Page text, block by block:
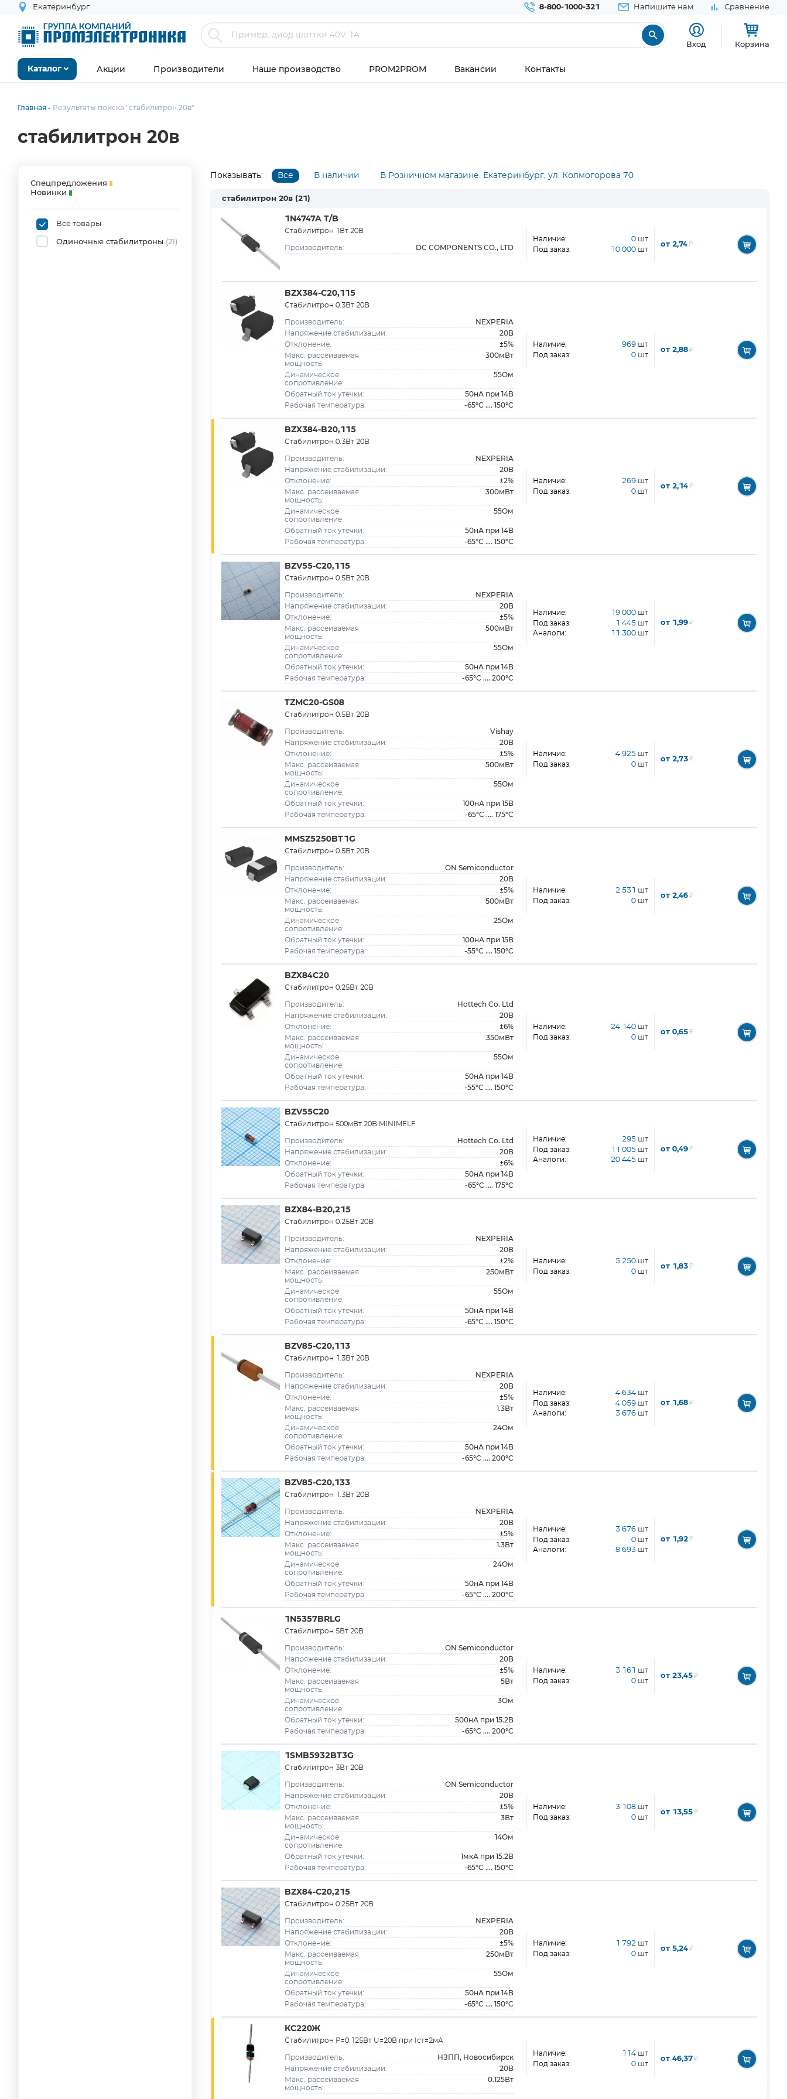
Екатеринбург 8-800-1000-321 Напишите нам Сравнение
Вход Корзина
Каталог Акции Производители Наше производство PROM2PROM Вакансии Контакты
Главная Результаты поиска "стабилитрон 20в"
стабилитрон 20в
Спецпредложения
Новинки
Все товары
Одиночные стабилитроны (21)
Показывать: Все В наличии В Розничном магазине. Екатеринбург, ул. Колмогорова 70
стабилитрон 20в (21)
1N4747A T/B
Стабилитрон 1Вт 20В
Производитель: DC COMPONENTS CO., LTD
Наличие: 0 шт
Под заказ: 10 000 шт
от 2,74₽
BZX384-C20,115
Стабилитрон 0.3Вт 20В
Производитель: NEXPERIA
Напряжение стабилизации: 20В
Отклонение: ±5%
Макс. рассеиваемая
мощность:
300мВт
Динамическое
сопротивление:
55Ом
Обратный ток утечки: 50нА при 14В
Рабочая температура: -65°C .... 150°C
Наличие: 969 шт
Под заказ: 0 шт
от 2,88₽
BZX384-B20,115
Стабилитрон 0.3Вт 20В
Производитель: NEXPERIA
Напряжение стабилизации: 20В
Отклонение: ±2%
Макс. рассеиваемая
мощность:
300мВт
Динамическое
сопротивление:
55Ом
Обратный ток утечки: 50нА при 14В
Рабочая температура: -65°C .... 150°C
Наличие: 269 шт
Под заказ: 0 шт
от 2,14₽
BZV55-C20,115
Стабилитрон 0.5Вт 20В
Производитель: NEXPERIA
Напряжение стабилизации: 20В
Отклонение: ±5%
Макс. рассеиваемая
мощность:
500мВт
Динамическое
сопротивление:
55Ом
Обратный ток утечки: 50нА при 14В
Рабочая температура: -65°C .... 200°C
Наличие: 19 000 шт
Под заказ: 1 445 шт
Аналоги: 11 300 шт
от 1,99₽
TZMC20-GS08
Стабилитрон 0.5Вт 20В
Производитель: Vishay
Напряжение стабилизации: 20В
Отклонение: ±5%
Макс. рассеиваемая
мощность:
500мВт
Динамическое
сопротивление:
55Ом
Обратный ток утечки: 100нА при 15В
Рабочая температура: -65°C .... 175°C
Наличие: 4 925 шт
Под заказ: 0 шт
от 2,73₽
MMSZ5250BT1G
Стабилитрон 0.5Вт 20В
Производитель: ON Semiconductor
Напряжение стабилизации: 20В
Отклонение: ±5%
Макс. рассеиваемая
мощность:
500мВт
Динамическое
сопротивление:
25Ом
Обратный ток утечки: 100нА при 15В
Рабочая температура: -55°C .... 150°C
Наличие: 2 531 шт
Под заказ: 0 шт
от 2,46₽
BZX84C20
Стабилитрон 0.25Вт 20В
Производитель: Hottech Co. Ltd
Напряжение стабилизации: 20В
Отклонение: ±6%
Макс. рассеиваемая
мощность:
350мВт
Динамическое
сопротивление:
55Ом
Обратный ток утечки: 50нА при 14В
Рабочая температура: -55°C .... 150°C
Наличие: 24 140 шт
Под заказ: 0 шт
от 0,65₽
BZV55C20
Стабилитрон 500мВт 20В MINIMELF
Производитель: Hottech Co. Ltd
Напряжение стабилизации: 20В
Отклонение: ±6%
Обратный ток утечки: 50нА при 14В
Рабочая температура: -65°C .... 175°C
Наличие: 295 шт
Под заказ: 11 005 шт
Аналоги: 20 445 шт
от 0,49₽
BZX84-B20,215
Стабилитрон 0.25Вт 20В
Производитель: NEXPERIA
Напряжение стабилизации: 20В
Отклонение: ±2%
Макс. рассеиваемая
мощность:
250мВт
Динамическое
сопротивление:
55Ом
Обратный ток утечки: 50нА при 14В
Рабочая температура: -65°C .... 150°C
Наличие: 5 250 шт
Под заказ: 0 шт
от 1,83₽
BZV85-C20,113
Стабилитрон 1.3Вт 20В
Производитель: NEXPERIA
Напряжение стабилизации: 20В
Отклонение: ±5%
Макс. рассеиваемая
мощность:
1.3Вт
Динамическое
сопротивление:
24Ом
Обратный ток утечки: 50нА при 14В
Рабочая температура: -65°C .... 200°C
Наличие: 4 634 шт
Под заказ: 4 059 шт
Аналоги: 3 676 шт
от 1,68₽
BZV85-C20,133
Стабилитрон 1.3Вт 20В
Производитель: NEXPERIA
Напряжение стабилизации: 20В
Отклонение: ±5%
Макс. рассеиваемая
мощность:
1.3Вт
Динамическое
сопротивление:
24Ом
Обратный ток утечки: 50нА при 14В
Рабочая температура: -65°C .... 200°C
Наличие: 3 676 шт
Под заказ: 0 шт
Аналоги: 8 693 шт
от 1,92₽
1N5357BRLG
Стабилитрон 5Вт 20В
Производитель: ON Semiconductor
Напряжение стабилизации: 20В
Отклонение: ±5%
Макс. рассеиваемая
мощность:
5Вт
Динамическое
сопротивление:
3Ом
Обратный ток утечки: 500нА при 15.2В
Рабочая температура: -65°C .... 200°C
Наличие: 3 161 шт
Под заказ: 0 шт
от 23,45₽
1SMB5932BT3G
Стабилитрон 3Вт 20В
Производитель: ON Semiconductor
Напряжение стабилизации: 20В
Отклонение: ±5%
Макс. рассеиваемая
мощность:
3Вт
Динамическое
сопротивление:
14Ом
Обратный ток утечки: 1мкА при 15.2В
Рабочая температура: -65°C .... 150°C
Наличие: 3 108 шт
Под заказ: 0 шт
от 13,55₽
BZX84-C20,215
Стабилитрон 0.25Вт 20В
Производитель: NEXPERIA
Напряжение стабилизации: 20В
Отклонение: ±5%
Макс. рассеиваемая
мощность:
250мВт
Динамическое
сопротивление:
55Ом
Обратный ток утечки: 50нА при 14В
Рабочая температура: -65°C .... 150°C
Наличие: 1 792 шт
Под заказ: 0 шт
от 5,24₽
КС220Ж
Стабилитрон Р=0.125Вт U=20В при Iст=2мА
Производитель: НЗПП, Новосибирск
Напряжение стабилизации: 20В
Макс. рассеиваемая
мощность:
0.125Вт
Наличие: 114 шт
Под заказ: 0 шт
от 46,37₽